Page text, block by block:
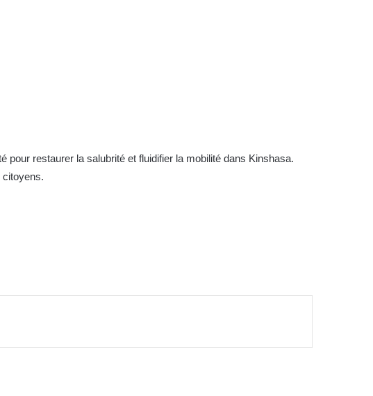
pour restaurer la salubrité et fluidifier la mobilité dans Kinshasa.
citoyens.